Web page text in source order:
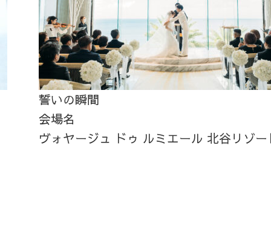
誓いの瞬間
会場名
ヴォヤージュ ドゥ ルミエール 北谷リゾー